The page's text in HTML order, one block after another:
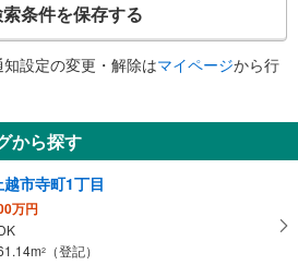
条件を保存する
設定の変更・解除はマイページから行
から探す
越市寺町1丁目
万円
2
（登記）